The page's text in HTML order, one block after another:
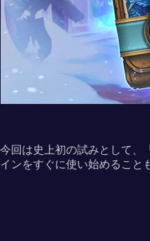
今回は史上初の試みとして、
インをすぐに使い始めること